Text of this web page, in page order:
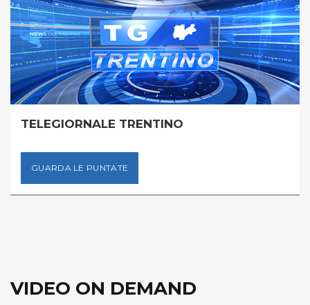
TELEGIORNALE TRENTINO
GUARDA LE PUNTATE
VIDEO ON DEMAND